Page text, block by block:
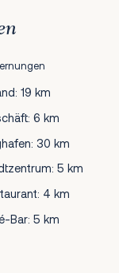
19 km
6 km
30 km
5 km
4 km
Bar: 5 km